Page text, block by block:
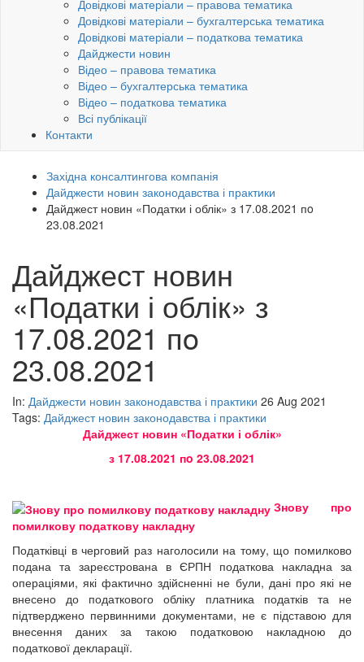
Довідкові матеріали – правова тематика
Довідкові матеріали – бухгалтерська тематика
Довідкові матеріали – податкова тематика
Дайджести новин
Відео – правова тематика
Відео – бухгалтерська тематика
Відео – податкова тематика
Всі публікації
Контакти
Західна консалтингова компанія
Дайджести новин законодавства і практики
Дайджест новин «Податки і облік» з 17.08.2021 пo
23.08.2021
Дайджест новин
«Податки і облік» з
17.08.2021 пo
23.08.2021
In: Дайджести новин законодавства і практики 26 Aug 2021
Tags: Дайджест новин законодавства і практики
Дайджест новин «Податки і облік»
з 17.08.2021 пo 23.08.2021
Знову про
помилкову податкову накладну
Податківці в черговий раз наголосили на тому, що помилково
подана та зареєстрована в ЄРПН податкова накладна за
операціями, які фактично здійсненні не були, дані про які не
внесено до податкового обліку платника податків та не
підтверджено первинними документами, не є підставою для
внесення даних за такою податковою накладною до
податкової декларації.